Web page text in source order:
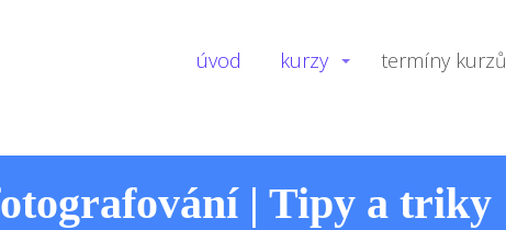
úvod kurzy termíny kurzů
| Tipy a triky